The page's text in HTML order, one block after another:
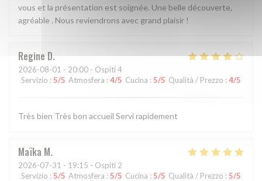
vous et la présentation est soignée. Une belle découverte,
agréable . Nous reviendrons avec grand plaisir !
Regine D
2026-08-01 - 20:00 - Ospiti 4
Servizio : 5/5 Atmosfera : 4/5 Cucina : 5/5 Qualità / Prezzo : 4/5
Très bien Très bon accueil Servi rapidement
Maïka M
2026-07-31 - 19:15 - Ospiti 2
Servizio : 5/5 Atmosfera : 5/5 Cucina : 5/5 Qualità / Prezzo : 5/5